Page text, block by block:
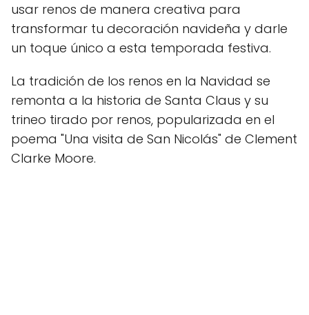
usar renos de manera creativa para
transformar tu decoración navideña y darle
un toque único a esta temporada festiva.
La tradición de los renos en la Navidad se
remonta a la historia de Santa Claus y su
trineo tirado por renos, popularizada en el
poema "Una visita de San Nicolás" de Clement
Clarke Moore.